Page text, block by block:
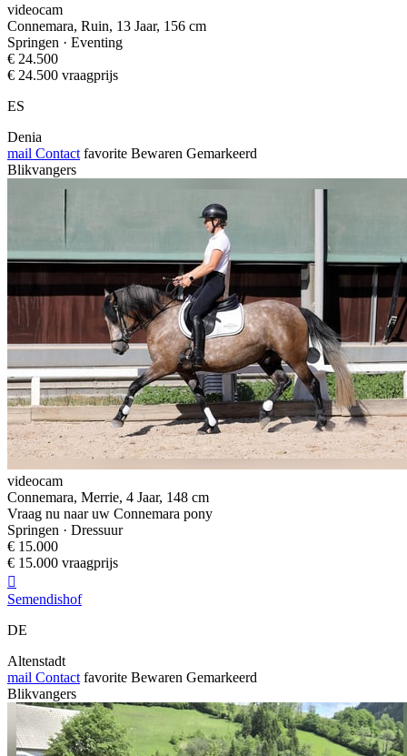
videocam
Connemara, Ruin, 13 Jaar, 156 cm
Springen · Eventing
€ 24.500
€ 24.500 vraagprijs
ES
Denia
mail Contact favorite Bewaren Gemarkeerd
Blikvangers
videocam
Connemara, Merrie, 4 Jaar, 148 cm
Vraag nu naar uw Connemara pony
Springen · Dressuur
€ 15.000
€ 15.000 vraagprijs

Semendishof
DE
Altenstadt
mail Contact favorite Bewaren Gemarkeerd
Blikvangers